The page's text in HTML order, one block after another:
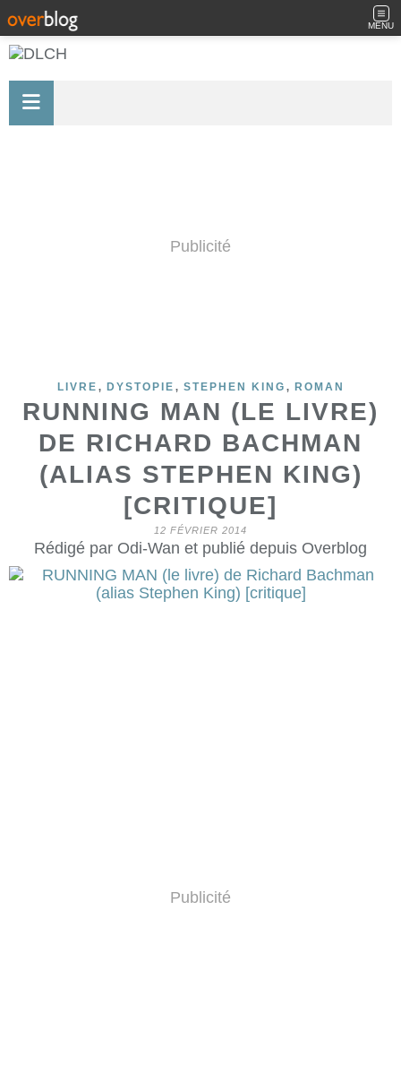
MENU
Publicité
LIVRE , DYSTOPIE , STEPHEN KING , ROMAN
RUNNING MAN (LE LIVRE)
DE RICHARD BACHMAN
(ALIAS STEPHEN KING)
[CRITIQUE]
12 FÉVRIER 2014
Rédigé par Odi-Wan et publié depuis Overblog
Publicité